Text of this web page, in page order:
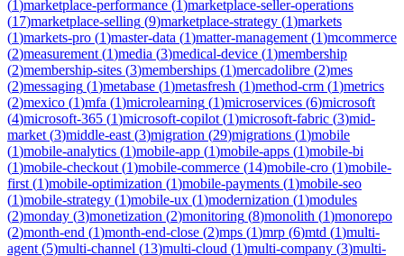
(1)marketplace-performance (1)marketplace-seller-operations
(17)marketplace-selling (9)marketplace-strategy (1)markets
(1)markets-pro (1)master-data (1)matter-management (1)mcommerce
(2)measurement (1)media (3)medical-device (1)membership
(2)membership-sites (3)memberships (1)mercadolibre (2)mes
(2)messaging (1)metabase (1)metasfresh (1)method-crm (1)metrics
(2)mexico (1)mfa (1)microlearning (1)microservices (6)microsoft
(4)microsoft-365 (1)microsoft-copilot (1)microsoft-fabric (3)mid-
market (3)middle-east (3)migration (29)migrations (1)mobile
(1)mobile-analytics (1)mobile-app (1)mobile-apps (1)mobile-bi
(1)mobile-checkout (1)mobile-commerce (14)mobile-cro (1)mobile-
first (1)mobile-optimization (1)mobile-payments (1)mobile-seo
(1)mobile-strategy (1)mobile-ux (1)modernization (1)modules
(2)monday (3)monetization (2)monitoring (8)monolith (1)monorepo
(2)month-end (1)month-end-close (2)mps (1)mrp (6)mtd (1)multi-
agent (5)multi-channel (13)multi-cloud (1)multi-company (3)multi-